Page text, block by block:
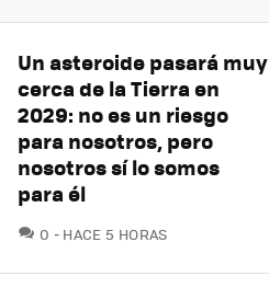
Un asteroide pasará muy
cerca de la Tierra en
2029: no es un riesgo
para nosotros, pero
nosotros sí lo somos
para él
0 COMENTARIOS
HACE 5 HORAS